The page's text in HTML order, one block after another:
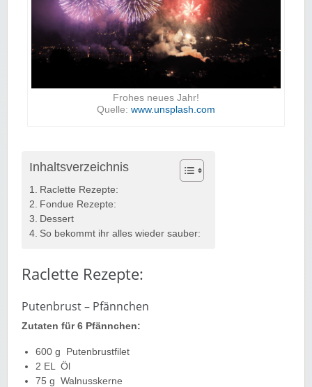
Frohes neues Jahr!
Quelle: www.unsplash.com
Inhaltsverzeichnis
Raclette Rezepte:
Fondue Rezepte:
Dessert
So bekommt ihr alles wieder sauber:
Raclette Rezepte:
Putenbrust – Pfännchen
Zutaten für 6 Pfännchen:
600 g
Putenbrustfilet
2 EL Öl
75 g Walnusskerne